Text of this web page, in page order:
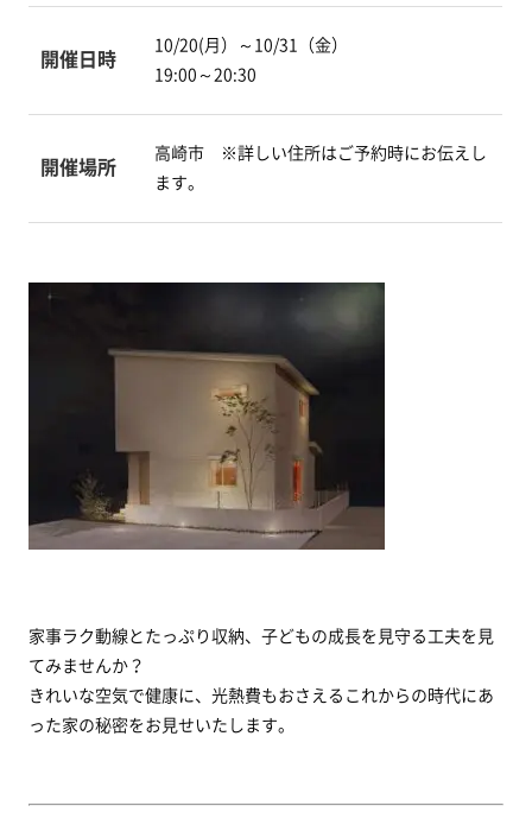
開催日時
10/20(月）～10/31（金）
19:00～20:30
開催場所
高崎市 ※詳しい住所はご予約時にお伝えし
ます。
家事ラク動線とたっぷり収納、子どもの成長を見守る工夫を見
てみませんか？
きれいな空気で健康に、光熱費もおさえるこれからの時代にあ
った家の秘密をお見せいたします。